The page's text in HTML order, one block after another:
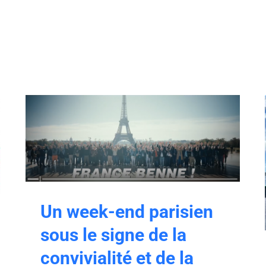
Un week-end parisien
sous le signe de la
convivialité et de la